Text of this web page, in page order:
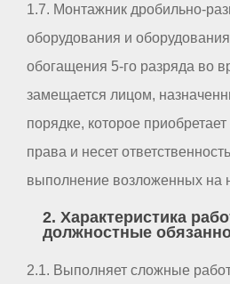
1.7. Монтажник дробильно-
оборудования и
обогащения 5-го разряда во
замещается лицом,
порядке, которое
права и несет
выполнение возложенных на
2. Характеристика
должностные
2.1. Выполняет сложные